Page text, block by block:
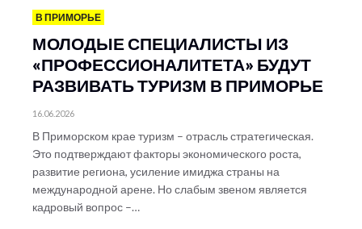
В ПРИМОРЬЕ
МОЛОДЫЕ СПЕЦИАЛИСТЫ ИЗ
«ПРОФЕССИОНАЛИТЕТА» БУДУТ
РАЗВИВАТЬ ТУРИЗМ В ПРИМОРЬЕ
16.06.2026
В Приморском крае туризм – отрасль стратегическая.
Это подтверждают факторы экономического роста,
развитие региона, усиление имиджа страны на
международной арене. Но слабым звеном является
кадровый вопрос –…